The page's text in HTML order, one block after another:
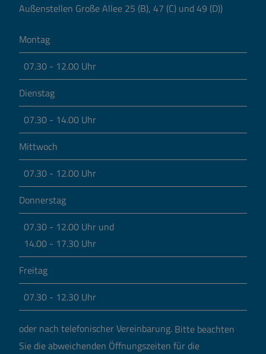
Außenstellen Große Allee 25 (B), 47 (C) und 49 (D))
Montag
07.30 - 12.00 Uhr
Dienstag
07.30 - 14.00 Uhr
Mittwoch
07.30 - 12.00 Uhr
Donnerstag
07.30 - 12.00 Uhr und
14.00 - 17.30 Uhr
Freitag
07.30 - 12.30 Uhr
oder nach telefonischer Vereinbarung. Bitte beachten
Sie die abweichenden Öffnungszeiten für die